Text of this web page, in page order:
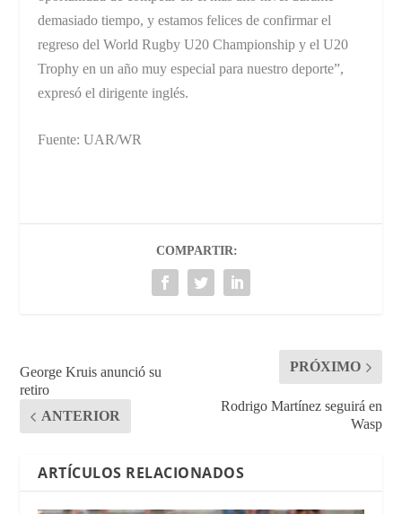
demasiado tiempo, y estamos felices de confirmar el
regreso del World Rugby U20 Championship y el U20
Trophy en un año muy especial para nuestro deporte”,
expresó el dirigente inglés.
Fuente: UAR/WR
COMPARTIR:
George Kruis anunció su
retiro
ANTERIOR
PRÓXIMO
Rodrigo Martínez seguirá en
Wasp
ARTÍCULOS RELACIONADOS